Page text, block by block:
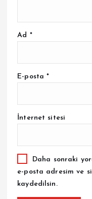
Ad *
E-posta*
İnternet sitesi
Daha sonraki
e-posta adresim ve
kaydedilsin.